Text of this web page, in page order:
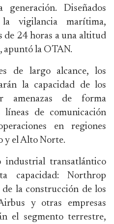
Diseñados
la vigilancia marítima,
de 24 horas a una altitud
apuntó la OTAN.
de largo alcance, los
la capacidad de los
amenazas de forma
de comunicación
en regiones
y el Alto Norte.
industrial transatlántico
capacidad: Northrop
la construcción de los
y otras empresas
el segmento terrestre,